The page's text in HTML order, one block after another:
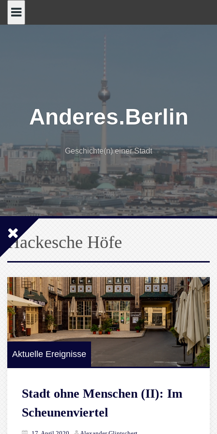
Anderes.Berlin
Geschichte(n) einer Stadt
Hackesche Höfe
Aktuelle Ereignisse
Stadt ohne Menschen (II): Im
Scheunenviertel